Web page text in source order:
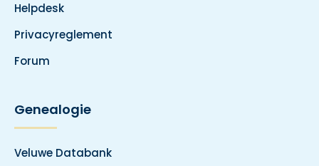
Helpdesk
Privacyreglement
Forum
Genealogie
Veluwe Databank